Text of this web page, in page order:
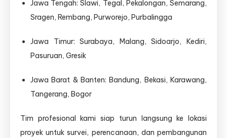
Jawa Tengah: Slawi, Tegal, Pekalongan, Semarang,
Sragen, Rembang, Purworejo, Purbalingga
Jawa Timur: Surabaya, Malang, Sidoarjo, Kediri,
Pasuruan, Gresik
Jawa Barat & Banten: Bandung, Bekasi, Karawang,
Tangerang, Bogor
Tim profesional kami siap turun langsung ke lokasi
proyek untuk survei, perencanaan, dan pembangunan